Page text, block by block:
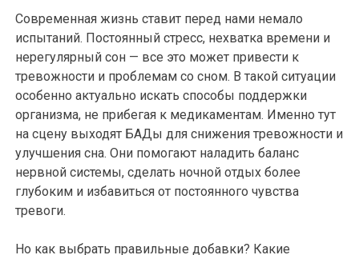
Современная жизнь ставит перед нами немало
испытаний. Постоянный стресс, нехватка времени и
нерегулярный сон — все это может привести к
тревожности и проблемам со сном. В такой ситуации
особенно актуально искать способы поддержки
организма, не прибегая к медикаментам. Именно тут
на сцену выходят БАДы для снижения тревожности и
улучшения сна. Они помогают наладить баланс
нервной системы, сделать ночной отдых более
глубоким и избавиться от постоянного чувства
тревоги.
Но как выбрать правильные добавки? Какие